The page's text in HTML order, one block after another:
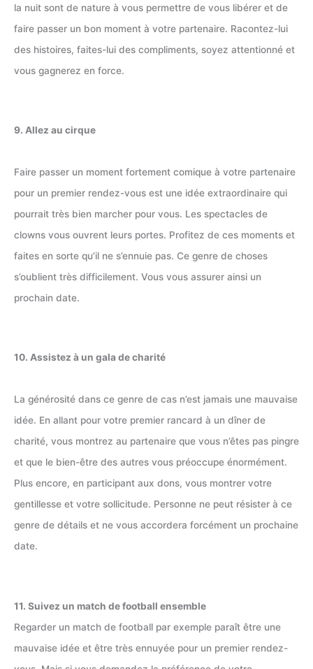
la nuit sont de nature à vous permettre de vous libérer et de
faire passer un bon moment à votre partenaire. Racontez-lui
des histoires, faites-lui des compliments, soyez attentionné et
vous gagnerez en force.
9. Allez au cirque
Faire passer un moment fortement comique à votre partenaire
pour un premier rendez-vous est une idée extraordinaire qui
pourrait très bien marcher pour vous. Les spectacles de
clowns vous ouvrent leurs portes. Profitez de ces moments et
faites en sorte qu’il ne s’ennuie pas. Ce genre de choses
s’oublient très difficilement. Vous vous assurer ainsi un
prochain date.
10. Assistez à un gala de charité
La générosité dans ce genre de cas n’est jamais une mauvaise
idée. En allant pour votre premier rancard à un dîner de
charité, vous montrez au partenaire que vous n’êtes pas pingre
et que le bien-être des autres vous préoccupe énormément.
Plus encore, en participant aux dons, vous montrer votre
gentillesse et votre sollicitude. Personne ne peut résister à ce
genre de détails et ne vous accordera forcément un prochaine
date.
11. Suivez un match de football ensemble
Regarder un match de football par exemple paraît être une
mauvaise idée et être très ennuyée pour un premier rendez-